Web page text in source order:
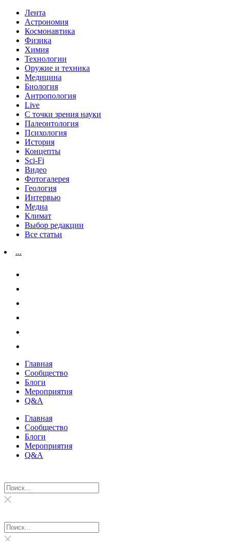
Лента
Астрономия
Космонавтика
Физика
Химия
Технологии
Оружие и техника
Медицина
Биология
Антропология
Live
С точки зрения науки
Палеонтология
Психология
История
Концепты
Sci-Fi
Видео
Фотогалерея
Геология
Интервью
Медиа
Климат
Выбор редакции
Все статьи
...
Главная
Сообщество
Блоги
Мероприятия
Q&A
Главная
Сообщество
Блоги
Мероприятия
Q&A